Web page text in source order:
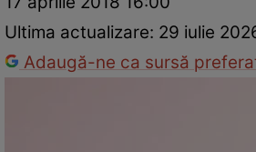
Ultima actualizare: 29 iulie
Adaugă-ne ca sursă